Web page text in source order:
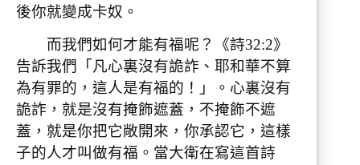
後你就變成卡奴。
而我們如何才能有福呢？《詩32:2》
告訴我們「凡心裏沒有詭詐、耶和華不算
為有罪的，這人是有福的！」。心裏沒有
詭詐，就是沒有掩飾遮蓋，不掩飾不遮
蓋，就是你把它敞開來，你承認它，這樣
子的人才叫做有福。當大衛在寫這首詩